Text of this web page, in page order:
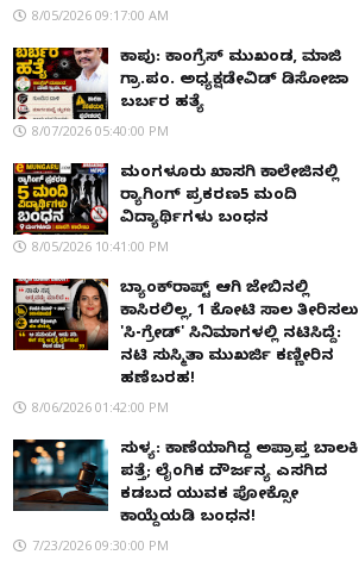
8/05/2026 09:17:00 AM
ಕಾಪು: ಕಾಂಗ್ರೆಸ್ ಮುಖಂಡ, ಮಾಜಿ
ಗ್ರಾ.ಪಂ. ಅಧ್ಯಕ್ಷಡೇವಿಡ್ ಡಿಸೋಜಾ
ಬರ್ಬರ ಹತ್ಯೆ
8/07/2026 05:40:00 PM
ಮಂಗಳೂರು ಖಾಸಗಿ ಕಾಲೇಜಿನಲ್ಲಿ
ರ‌್ಯಾಗಿಂಗ್ ಪ್ರಕರಣ5 ಮಂದಿ
ವಿದ್ಯಾರ್ಥಿಗಳು ಬಂಧನ
8/05/2026 10:41:00 PM
ಬ್ಯಾಂಕ್‌ರಾಪ್ಟ್‌ ಆಗಿ ಜೇಬಿನಲ್ಲಿ
ಕಾಸಿರಲಿಲ್ಲ, ₹1 ಕೋಟಿ ಸಾಲ ತೀರಿಸಲು
'ಸಿ-ಗ್ರೇಡ್' ಸಿನಿಮಾಗಳಲ್ಲಿ ನಟಿಸಿದ್ದೆ:
ನಟಿ ಸುಸ್ಮಿತಾ ಮುಖರ್ಜಿ ಕಣ್ಣೀರಿನ
ಹಣೆಬರಹ!
8/06/2026 01:42:00 PM
ಸುಳ್ಯ: ಕಾಣೆಯಾಗಿದ್ದ ಅಪ್ರಾಪ್ತ ಬಾಲಕಿ
ಪತ್ತೆ; ಲೈಂಗಿಕ ದೌರ್ಜನ್ಯ ಎಸಗಿದ
ಕಡಬದ ಯುವಕ ಪೋಕ್ಸೋ
ಕಾಯ್ದೆಯಡಿ ಬಂಧನ!
7/23/2026 09:30:00 PM